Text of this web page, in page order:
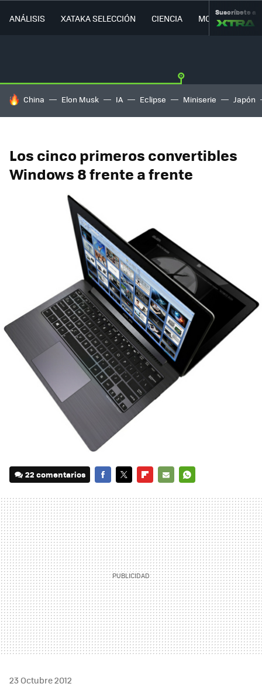
ANÁLISIS XATAKA SELECCIÓN CIENCIA MOVILIDAD
Suscríbete a
HOY SE HABLA DE
China Elon Musk IA Eclipse Miniserie Japón
Los cinco primeros convertibles
Windows 8 frente a frente
22 comentarios
MAIL
23 Octubre 2012